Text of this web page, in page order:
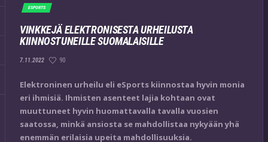
ESPORTS
VINKKEJÄ ELEKTRONISESTA URHEILUSTA
KIINNOSTUNEILLE SUOMALAISILLE
7.11.2022 90
Elektroninen urheilu eli eSports kiinnostaa hyvin monia
eri ihmisiä. Ihmisten asenteet lajia kohtaan ovat
muuttuneet hyvin huomattavalla tavalla vuosien
saatossa, minkä ansiosta se mahdollistaa nykyään yhä
enemmän erilaisia upeita mahdollisuuksia.